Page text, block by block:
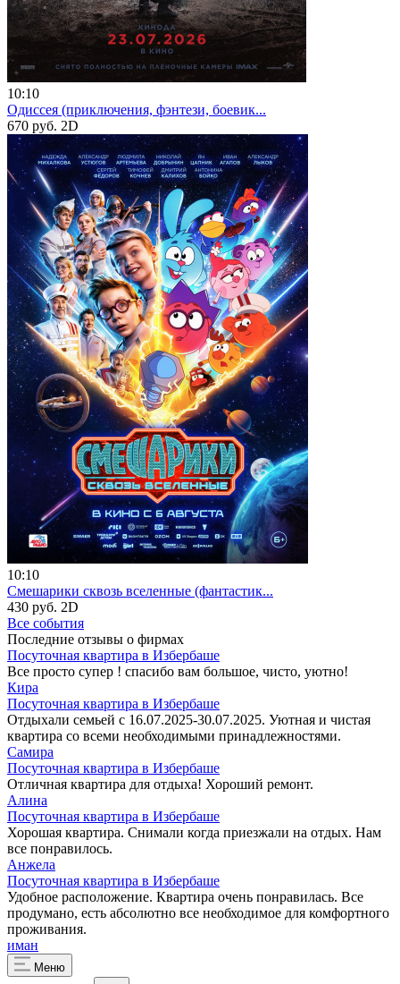
10:10
Одиссея (приключения, фэнтези, боевик...
670 руб. 2D
10:10
Смешарики сквозь вселенные (фантастик...
430 руб. 2D
Все события
Последние отзывы о фирмах
Посуточная квартира в Избербаше
Все просто супер ! спасибо вам большое, чисто, уютно!
Кира
Посуточная квартира в Избербаше
Отдыхали семьей с 16.07.2025-30.07.2025. Уютная и чистая
квартира со всеми необходимыми принадлежностями.
Самира
Посуточная квартира в Избербаше
Отличная квартира для отдыха! Хороший ремонт.
Алина
Посуточная квартира в Избербаше
Хорошая квартира. Снимали когда приезжали на отдых. Нам
все понравилось.
Анжела
Посуточная квартира в Избербаше
Удобное расположение. Квартира очень понравилась. Все
продумано, есть абсолютно все необходимое для комфортного
проживания.
иман
Меню